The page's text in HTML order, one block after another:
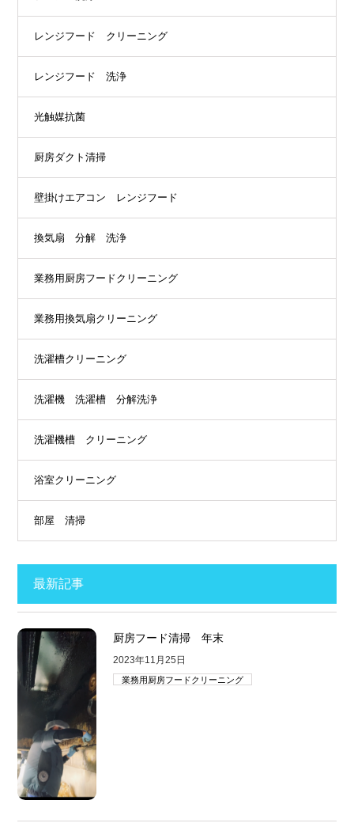
レンジフード クリーニング
レンジフード 洗浄
光触媒抗菌
厨房ダクト清掃
壁掛けエアコン レンジフード
換気扇 分解 洗浄
業務用厨房フードクリーニング
業務用換気扇クリーニング
洗濯槽クリーニング
洗濯機 洗濯槽 分解洗浄
洗濯機槽 クリーニング
浴室クリーニング
部屋 清掃
最新記事
厨房フード清掃 年末
2023年11月25日
業務用厨房フードクリーニング